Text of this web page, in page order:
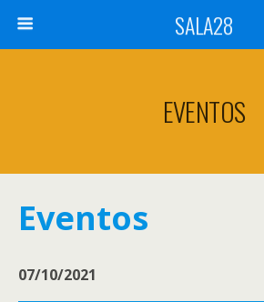
SALA28
EVENTOS
Eventos
07/10/2021